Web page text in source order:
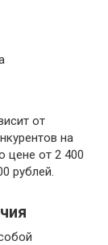
от
на
цене от 2 400
рублей.